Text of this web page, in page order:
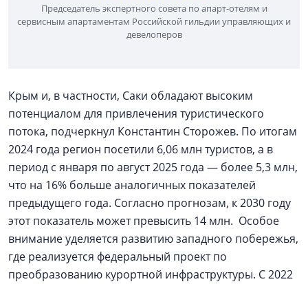
Председатель экспертного совета по апарт-отелям и
сервисным апартаментам Российской гильдии управляющих и
девелоперов
Крым и, в частности, Саки обладают высоким
потенциалом для привлечения туристического
потока, подчеркнул Константин Сторожев. По итогам
2024 года регион посетили 6,06 млн туристов, а в
период с января по август 2025 года — более 5,3 млн,
что на 16% больше аналогичных показателей
предыдущего года. Согласно прогнозам, к 2030 году
этот показатель может превысить 14 млн. Особое
внимание уделяется развитию западного побережья,
где реализуется федеральный проект по
преобразованию курортной инфраструктуры. С 2022